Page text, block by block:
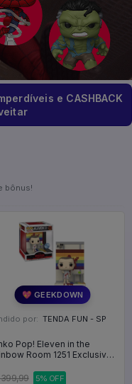
e CASHBACK
bônus!
💖 GEEKDOWN
por: TENDA FUN - SP
Pop! Eleven in the
Room 1251 Exclusivo
5% OFF